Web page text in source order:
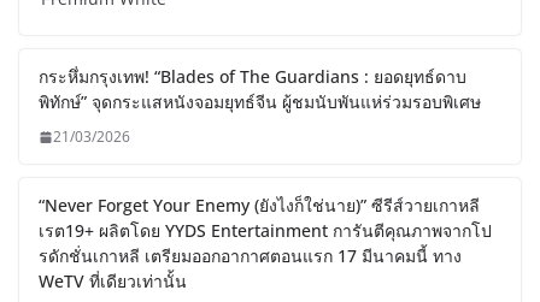
กระหึ่มกรุงเทพ! “Blades of The Guardians : ยอดยุทธ์ดาบ
พิทักษ์” จุดกระแสหนังจอมยุทธ์จีน ผู้ชมนับพันแห่ร่วมรอบพิเศษ
21/03/2026
“Never Forget Your Enemy (ยังไงก็ใช่นาย)” ซีรีส์วายเกาหลี
เรต19+ ผลิตโดย YYDS Entertainment การันตีคุณภาพจากโป
รดักชั่นเกาหลี เตรียมออกอากาศตอนแรก 17 มีนาคมนี้ ทาง
WeTV ที่เดียวเท่านั้น